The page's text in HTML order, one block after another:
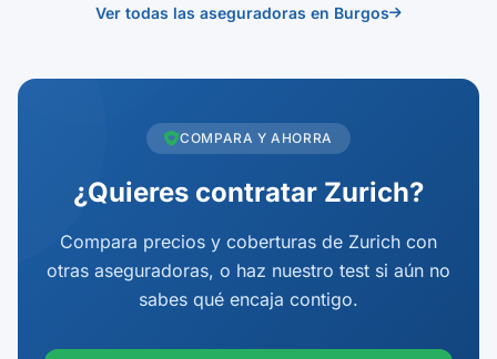
Ver todas las aseguradoras en Burgos
COMPARA Y AHORRA
¿Quieres contratar Zurich?
Compara precios y coberturas de Zurich con
otras aseguradoras, o haz nuestro test si aún no
sabes qué encaja contigo.